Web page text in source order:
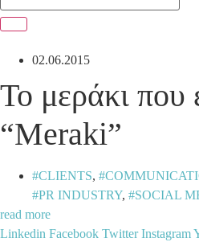
02.06.2015
Το μεράκι που
“Meraki”
CLIENTS,
PR INDUSTRY,
SOCIAL
read more
Linkedin Facebook Twitter Instagram